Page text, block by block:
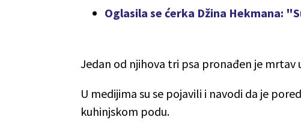
Oglasila se ćerka Džina Hekmana:
Jedan od njihova tri psa pronađen je mrtav
U medijima su se pojavili i navodi da je
kuhinjskom podu.